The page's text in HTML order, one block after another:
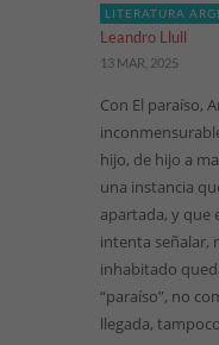
LITERATURA
Leandro Llull
13 MAR, 2025
Con El paraíso,
hijo, de hijo a
una instancia
apartada, y que
intenta señalar,
inhabitado
“paraíso”, no
llegada,